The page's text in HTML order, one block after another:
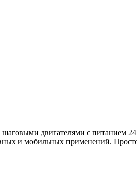
двигателями с питанием
и мобильных применений.